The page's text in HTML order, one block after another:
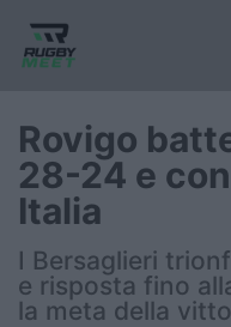
Nazionale
Nazionali
Rugby Sevens
Rovigo
28-24 e
Italia
I Bersaglieri
e risposta fino
la meta della